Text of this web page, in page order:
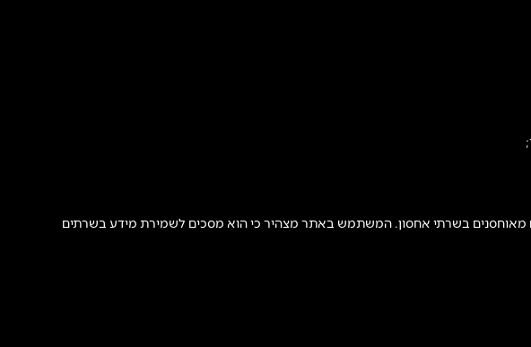
בשרתי אחסון. המשתמש באתר מצהיר כי הוא מסכים לשמירת מידע בשרתים